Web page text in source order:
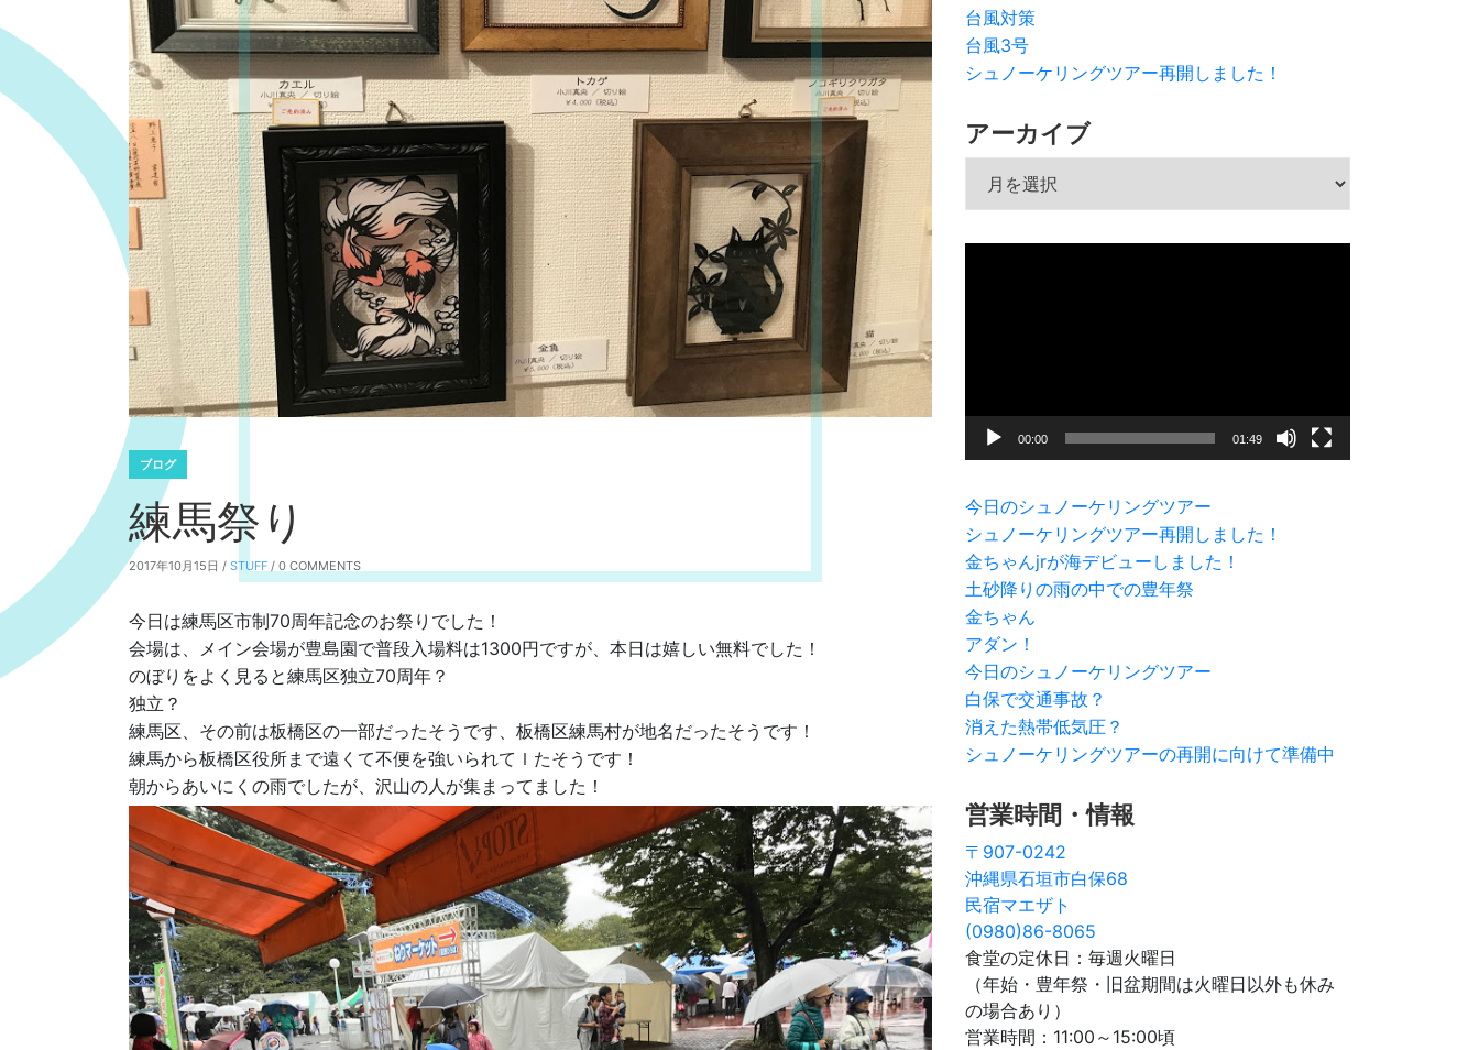
ブログ
練馬祭り
2017年10月15日 / STUFF / 0 COMMENTS
今日は練馬区市制70周年記念のお祭りでした！
会場は、メイン会場が豊島園で普段入場料は1300円ですが、本日は嬉しい無料でした！
のぼりをよく見ると練馬区独立70周年？
独立？
練馬区、その前は板橋区の一部だったそうです、板橋区練馬村が地名だったそうです！
練馬から板橋区役所まで遠くて不便を強いられてｌたそうです！
朝からあいにくの雨でしたが、沢山の人が集まってました！
台風対策
台風3号
シュノーケリングツアー再開しました！
アーカイブ
ー
00:00 01:49
今日のシュノーケリングツアー
シュノーケリングツアー再開しました！
金ちゃんjrが海デビューしました！
土砂降りの雨の中での豊年祭
金ちゃん
アダン！
今日のシュノーケリングツアー
白保で交通事故？
消えた熱帯低気圧？
シュノーケリングツアーの再開に向けて準備中
営業時間・情報
〒907-0242
沖縄県石垣市白保68
民宿マエザト
(0980)86-8065
食堂の定休日：毎週火曜日
（年始・豊年祭・旧盆期間は火曜日以外も休み
の場合あり）
営業時間：11:00～15:00頃